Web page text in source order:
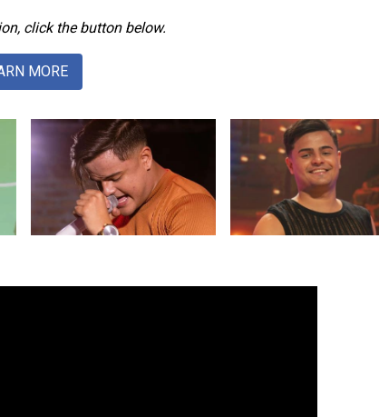
click the button below.
MORE